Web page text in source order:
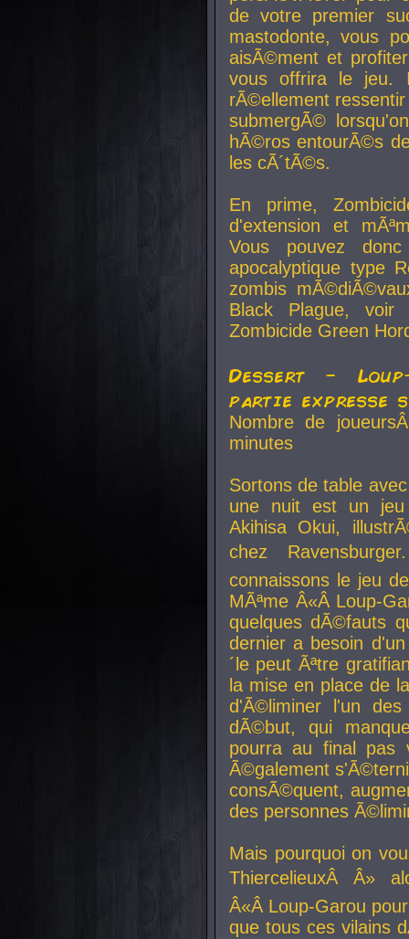
de votre premier
mastodonte, vous
aisÃ©ment et
vous offrira le jeu.
rÃ©ellement
submergÃ©
hÃ©ros entourÃ©s
les cÃ´tÃ©s.
En prime,
d'extension et
Vous pouvez
apocalyptique type
zombis
Black Plague,
Zombicide Green
Dessert -
partie expresse
Nombre de
minutes
Sortons de table
une nuit est un
Akihisa Okui,
chez
connaissons le jeu
MÃªme Â«Â Loup-
quelques dÃ©fauts
dernier a besoin
´le peut Ãªtre
la mise en place de
d'Ã©liminer l'un
dÃ©but, qui
pourra au final pas
Ã©galement
consÃ©quent,
des personnes
Mais pourquoi on
ThiercelieuxÂ Â»
Â«Â Loup-Garou
que tous ces vilains